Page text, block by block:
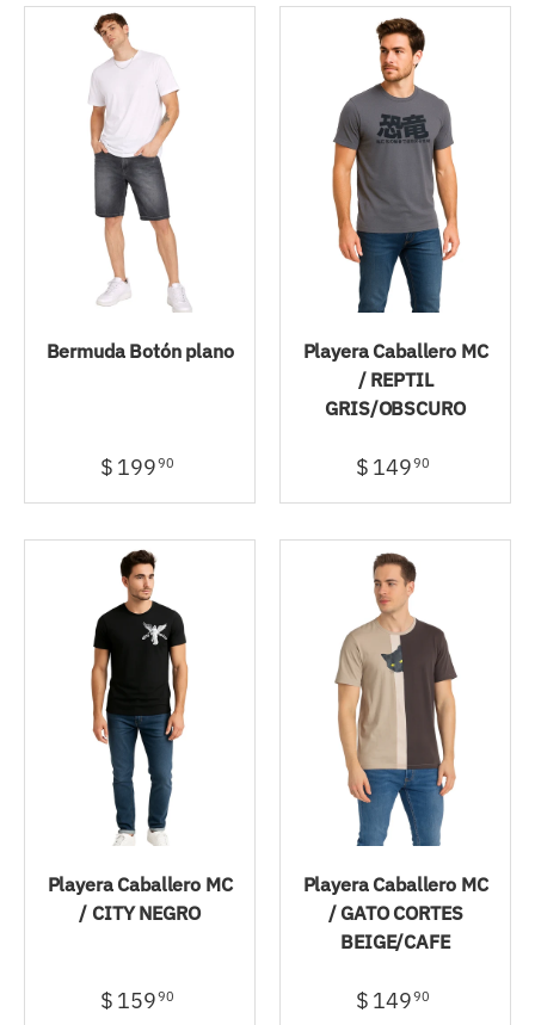
Bermuda Botón plano
$ 19990
Playera Caballero MC
/ REPTIL
GRIS/OBSCURO
$ 14990
Playera Caballero MC
/ CITY NEGRO
$ 15990
Playera Caballero MC
/ GATO CORTES
BEIGE/CAFE
$ 14990